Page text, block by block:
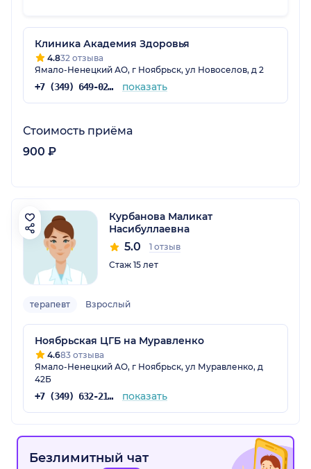
Клиника Академия Здоровья
4.832 отзыва
Ямало-Ненецкий АО, г Ноябрьск, ул Новоселов, д 2
+7 (349) 649-02-50 показать
Стоимость приёма
900 ₽
Курбанова Маликат
Насибуллаевна
5.0
1 отзыв
Стаж 15 лет
терапевт Взрослый
Ноябрьская ЦГБ на Муравленко
4.683 отзыва
Ямало-Ненецкий АО, г Ноябрьск, ул Муравленко, д
42Б
+7 (349) 632-21-13 показать
Безлимитный чат